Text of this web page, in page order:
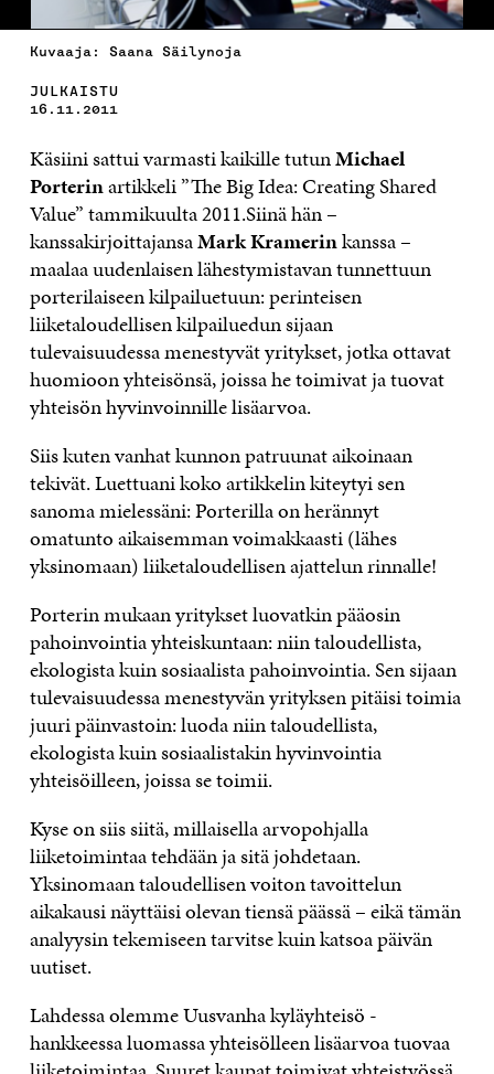
Kuvaaja: Saana Säilynoja
JULKAISTU
16.11.2011
Käsiini sattui varmasti kaikille tutunMichael
Porterinartikkeli ”The Big Idea: Creating Shared
Value” tammikuulta 2011.Siinä hän –
kanssakirjoittajansaMark Kramerinkanssa –
maalaa uudenlaisen lähestymistavan tunnettuun
porterilaiseen kilpailuetuun: perinteisen
liiketaloudellisen kilpailuedun sijaan
tulevaisuudessa menestyvät yritykset, jotka ottavat
huomioon yhteisönsä, joissa he toimivat ja tuovat
yhteisön hyvinvoinnille lisäarvoa.
Siis kuten vanhat kunnon patruunat aikoinaan
tekivät. Luettuani koko artikkelin kiteytyi sen
sanoma mielessäni: Porterilla on herännyt
omatunto aikaisemman voimakkaasti (lähes
yksinomaan) liiketaloudellisen ajattelun rinnalle!
Porterin mukaan yritykset luovatkin pääosin
pahoinvointia yhteiskuntaan: niin taloudellista,
ekologista kuin sosiaalista pahoinvointia. Sen sijaan
tulevaisuudessa menestyvän yrityksen pitäisi toimia
juuri päinvastoin: luoda niin taloudellista,
ekologista kuin sosiaalistakin hyvinvointia
yhteisöilleen, joissa se toimii.
Kyse on siis siitä, millaisella arvopohjalla
liiketoimintaa tehdään ja sitä johdetaan.
Yksinomaan taloudellisen voiton tavoittelun
aikakausi näyttäisi olevan tiensä päässä – eikä tämän
analyysin tekemiseen tarvitse kuin katsoa päivän
uutiset.
Lahdessa olemme Uusvanha kyläyhteisö -
hankkeessa luomassa yhteisölleen lisäarvoa tuovaa